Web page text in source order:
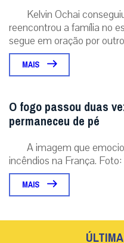
Kelvin Ochai
reencontrou a família no
segue em oração por
MAIS
O fogo passou duas
permaneceu de pé
A imagem que
incêndios na França. Foto:
MAIS